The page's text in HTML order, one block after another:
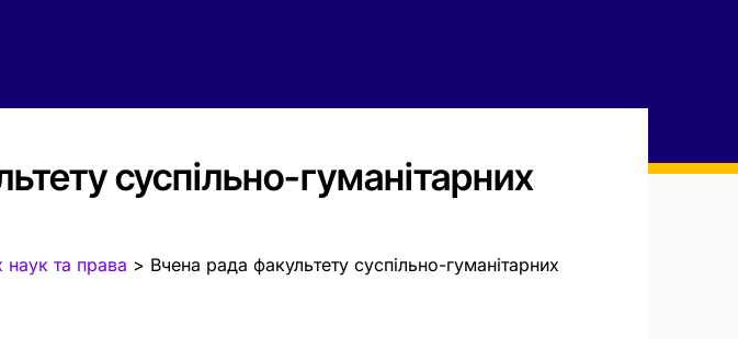
суспільно-гуманітарних
наук та права > Вчена рада факультету суспільно-гуманітарних